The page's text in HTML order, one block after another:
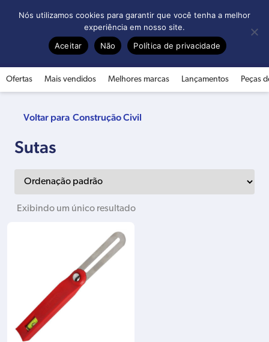
Ofertas Mais vendidos Melhores marcas Lançamentos Peças
Construção Civil
Sutas
Exibindo um único resultado
Nós utilizamos cookies para garantir que você tenha a melhor
experiência em nosso site.
Aceitar
Não Política de privacidade